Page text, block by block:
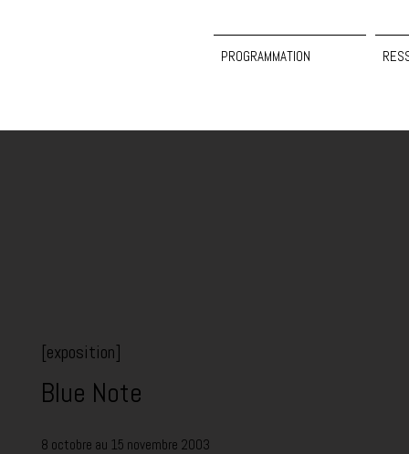
PROGRAMMATION
[exposition]
Blue Note
8 octobre au 15 novembre 2003